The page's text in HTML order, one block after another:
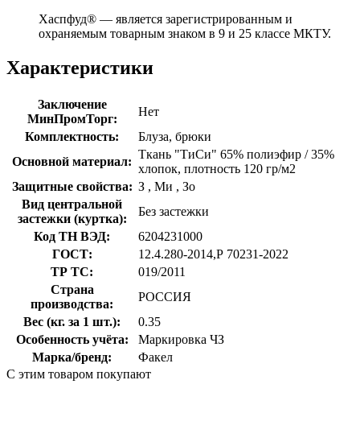
Хаспфуд® — является зарегистрированным и
охраняемым товарным знаком в 9 и 25 классе МКТУ.
Характеристики
Заключение
МинПромТорг:
Нет
Комплектность:
Блуза, брюки
Основной материал:
Ткань "ТиСи" 65% полиэфир / 35%
хлопок, плотность 120 гр/м2
Защитные свойства: З , Ми , Зо
Вид центральной
застежки (куртка):
Без застежки
Код ТН ВЭД:
6204231000
ГОСТ:
12.4.280-2014,Р 70231-2022
ТР ТС:
019/2011
Страна
производства:
РОССИЯ
Вес (кг. за 1 шт.):
0.35
Особенность учёта:
Маркировка ЧЗ
Марка/бренд:
Факел
С этим товаром покупают